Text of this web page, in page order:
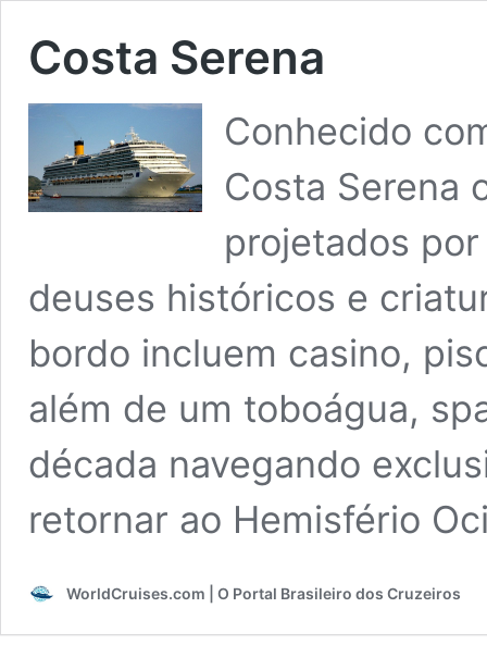
Costa Serena
Conhecido
Costa Serena
projetados
deuses históricos e
bordo incluem casino,
além de um toboágua,
década navegando
retornar ao Hemisfério
WorldCruises.com | O Portal Brasileiro dos Cruzeiros